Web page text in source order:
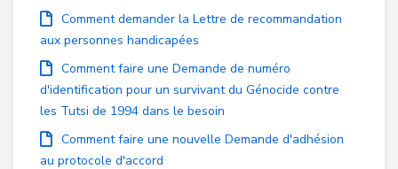
Comment demander la Lettre de recommandation
aux personnes handicapées
Comment faire une Demande de numéro
d'identification pour un survivant du Génocide contre
les Tutsi de 1994 dans le besoin
Comment faire une nouvelle Demande d'adhésion
au protocole d'accord